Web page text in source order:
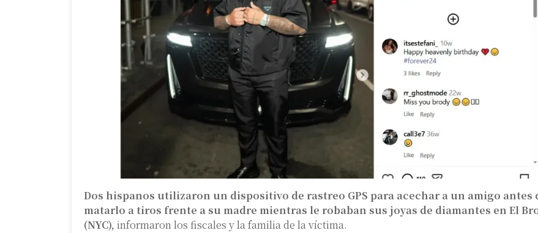
Dos hispanos utilizaron un dispositivo de rastreo GPS para acechar a un amigo antes
matarlo a tiros frente a su madre mientras le robaban sus joyas de diamantes en El
(NYC), informaron los fiscales y la familia de la víctima.